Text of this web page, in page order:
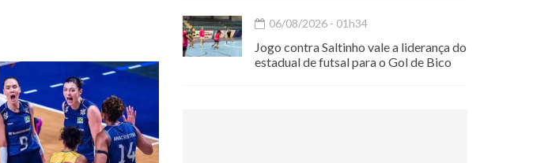
06/08/2026 - 01h34
Jogo contra Saltinho vale a liderança do
estadual de futsal para o Gol de Bico